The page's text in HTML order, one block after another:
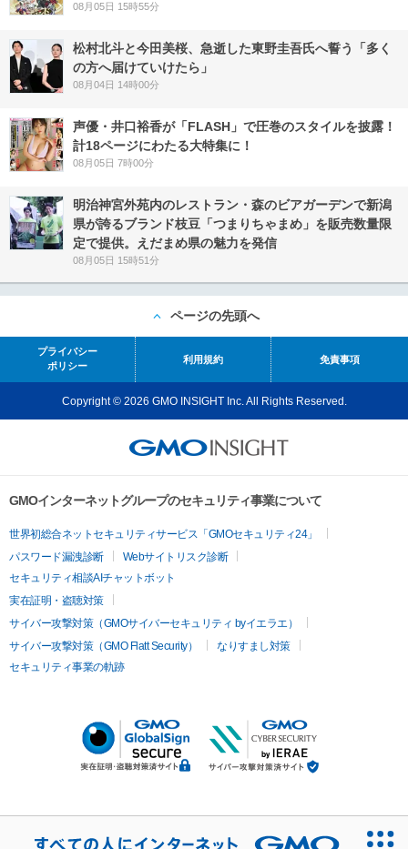
08月05日 15時55分
松村北斗と今田美桜、急逝した東野圭吾氏へ誓う「多く
の方へ届けていけたら」
08月04日 14時00分
声優・井口裕香が「FLASH」で圧巻のスタイルを披露！
計18ページにわたる大特集に！
08月05日 7時00分
明治神宮外苑内のレストラン・森のビアガーデンで新潟
県が誇るブランド枝豆「つまりちゃまめ」を販売数量限
定で提供。えだまめ県の魅力を発信
08月05日 15時51分
ページの先頭へ
プライバシー
ポリシー
利用規約 免責事項
Copyright © 2026 GMO INSIGHT Inc. All Rights Reserved.
GMOインターネットグループのセキュリティ事業について
世界初総合ネットセキュリティサービス「GMOセキュリティ24」
パスワード漏洩診断
Webサイトリスク診断
セキュリティ相談AIチャットボット
実在証明・盗聴対策
サイバー攻撃対策（GMOサイバーセキュリティ byイエラエ）
サイバー攻撃対策（GMO Flatt Security）
なりすまし対策
セキュリティ事業の軌跡